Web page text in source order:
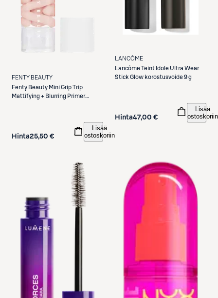
FENTY BEAUTY
Fenty Beauty Mini Grip Trip
Mattifying + Blurring Primer
Hinta25,50 €
Lisää
ostoskoriin
LANCÔME
LancômeTeint Idole Ultra Wear
Stick Glow korostusvoide 9 g
Hinta47,00 €
Lisää
ostoskoriin